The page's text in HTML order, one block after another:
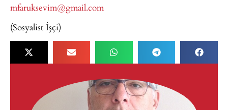
mfaruksevim@gmail.com
(Sosyalist İşçi)